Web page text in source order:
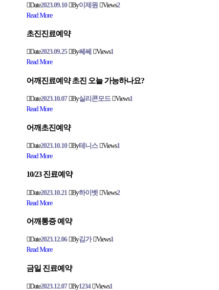
Date2023.09.10 By이제원 Views2
Read More
초진진료예약
Date2023.09.25 By쎄쎄 Views1
Read More
어깨진료예약 초진 오늘 가능하나요?
Date2023.10.07 By실리콘모드 Views1
Read More
어깨초진예약
Date2023.10.10 By테니스 Views1
Read More
10/23 진료예약
Date2023.10.21 By하이벳 Views2
Read More
어깨통증 예약
Date2023.12.06 By김가 Views1
Read More
금일 진료예약
Date2023.12.07 By1234 Views1